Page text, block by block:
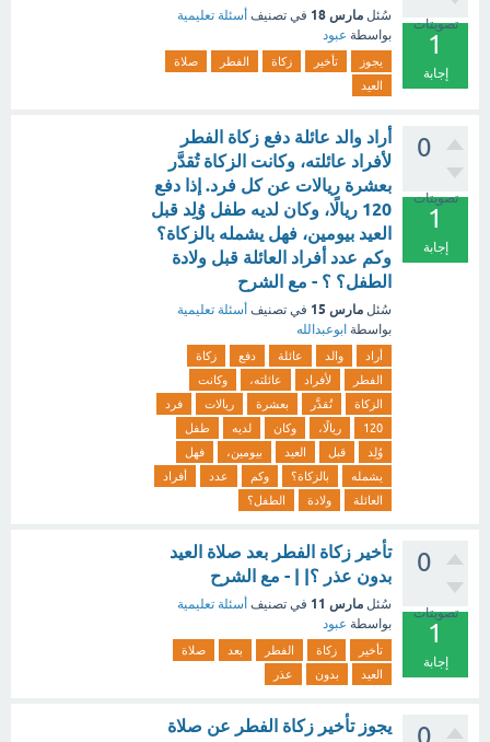
تصويتات
1
إجابة
سُئل مارس 18 في تصنيف أسئلة تعليمية
بواسطة عبود
يجوز تأخير زكاة الفطر
صلاة
العيد
0
تصويتات
1
إجابة
أراد والد عائلة دفع زكاة الفطر
لأفراد عائلته، وكانت الزكاة تُقدَّر
بعشرة ريالات عن كل فرد. إذا دفع
120 ريالًا، وكان لديه طفل وُلِد قبل
العيد بيومين، فهل يشمله بالزكاة؟
وكم عدد أفراد العائلة قبل ولادة
الطفل؟ ؟ - مع الشرح
سُئل مارس 15 في تصنيف أسئلة تعليمية
بواسطة ابوعبدالله
أراد والد عائلة دفع
زكاة
الفطر
لأفراد عائلته،
وكانت
الزكاة
تُقدَّر بعشرة ريالات
فرد
120
ريالًا، وكان لديه
طفل
وُلِد
قبل العيد بيومين،
فهل
يشمله
بالزكاة؟ وكم عدد
أفراد
العائلة
ولادة الطفل؟
0
تصويتات
1
إجابة
تأخير زكاة الفطر بعد صلاة العيد
بدون عذر ؟| | - مع الشرح
سُئل مارس 11 في تصنيف أسئلة تعليمية
بواسطة عبود
تأخير زكاة الفطر بعد
صلاة
العيد
بدون عذر
يجوز تأخير زكاة الفطر عن صلاة